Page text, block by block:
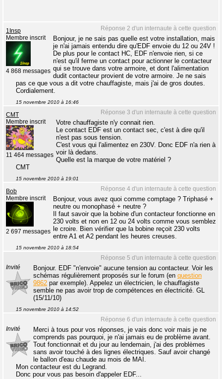
Réponse 2 d'un internaute à cette question
1Insp
Membre inscrit
4 868 messages
Bonjour, je ne sais pas quelle est votre installation, mais
je n'ai jamais entendu dire qu'EDF envoie du 12 ou 24V !
De plus pour le contact HC, EDF n'envoie rien, si ce
n'est qu'il ferme un contact pour actionner le contacteur
qui se trouve dans votre armoire, et dont l'alimentation
dudit contacteur provient de votre armoire. Je ne sais
pas ce que vous a dit votre chauffagiste, mais j'ai de gros doutes.
Cordialement.
15 novembre 2010 à 16:46
Réponse 3 d'un internaute à cette question
CMT
Membre inscrit
11 464 messages
Votre chauffagiste n'y connait rien.
Le contact EDF est un contact sec, c'est à dire qu'il
n'est pas sous tension.
C'est vous qui l'alimentez en 230V. Donc EDF n'a rien à
voir là dedans.
Quelle est la marque de votre matériel ?
CMT
15 novembre 2010 à 19:01
Réponse 4 d'un internaute à cette question
Bob
Membre inscrit
2 697 messages
Bonjour, vous avez quoi comme comptage ? Triphasé +
neutre ou monophasé + neutre ?
Il faut savoir que la bobine d'un contacteur fonctionne en
230 volts et non en 12 ou 24 volts comme vous semblez
le croire. Bien vérifier que la bobine reçoit 230 volts
entre A1 et A2 pendant les heures creuses.
15 novembre 2010 à 18:54
Réponse 5 d'un internaute à cette question
Invité
Bonjour. EDF "n'envoie" aucune tension au contacteur. Voir les
schémas régulièrement proposés sur le forum (en question
9862 par exemple). Appelez un électricien, le chauffagiste
semble ne pas avoir trop de compétences en électricité. GL
(15/11/10)
15 novembre 2010 à 14:52
Réponse 6 d'un internaute à cette question
Invité
Merci à tous pour vos réponses, je vais donc voir mais je ne
comprends pas pourquoi, je n'ai jamais eu de problème avant.
Tout fonctionnait et du jour au lendemain, j'ai des problèmes
sans avoir touché à des lignes électriques. Sauf avoir changé
le ballon d'eau chaude au mois de MAI.
Mon contacteur est du Legrand.
Donc pour vous pas besoin d'appeler EDF...